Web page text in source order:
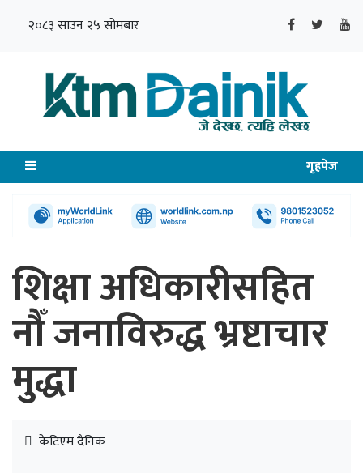
२०८३ साउन २५ सोमबार
गृहपेज
शिक्षा अधिकारीसहित
नौँ जनाविरुद्ध भ्रष्टाचार
मुद्धा
केटिएम दैनिक